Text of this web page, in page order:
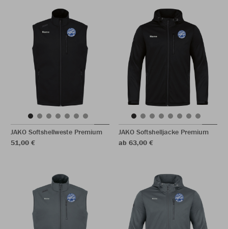
JAKO Softshellweste Premium
51,00 €
JAKO Softshelljacke Premium
ab 63,00 €